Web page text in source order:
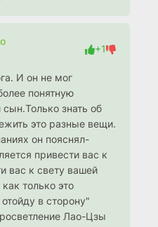
+1
И он не мог
понятную
знать об
это разные вещи.
он пояснял-
привести вас к
вас к свету вашей
только это
в сторону"
Лао-Цзы